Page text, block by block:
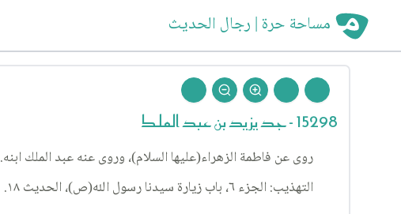
مساحة حرة | رجال الحديث
15298 - جد يزيد بن عبد الملك
روى عن فاطمة الزهراء(عليها السلام)، وروى عنه عبد الملك ابنه.
التهذيب: الجزء ٦، باب زيارة سيدنا رسول الله(ص)، الحديث ١٨.